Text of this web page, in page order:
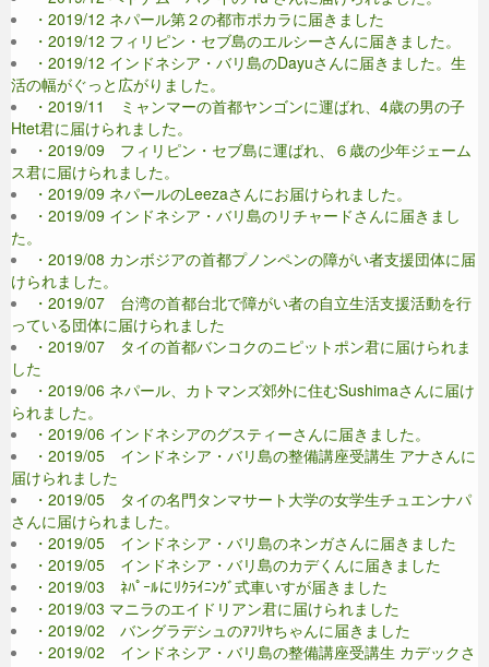
・2019/12 ネパール第２の都市ポカラに届きました
・2019/12 フィリピン・セブ島のエルシーさんに届きました。
・2019/12 インドネシア・バリ島のDayuさんに届きました。生
活の幅がぐっと広がりました。
・2019/11 ミャンマーの首都ヤンゴンに運ばれ、4歳の男の子
Htet君に届けられました。
・2019/09 フィリピン・セブ島に運ばれ、６歳の少年ジェーム
ス君に届けられました。
・2019/09 ネパールのLeezaさんにお届けられました。
・2019/09 インドネシア・バリ島のリチャードさんに届きまし
た。
・2019/08 カンボジアの首都プノンペンの障がい者支援団体に届
けられました。
・2019/07 台湾の首都台北で障がい者の自立生活支援活動を行
っている団体に届けられました
・2019/07 タイの首都バンコクのニピットポン君に届けられま
した
・2019/06 ネパール、カトマンズ郊外に住むSushimaさんに届け
られました。
・2019/06 インドネシアのグスティーさんに届きました。
・2019/05 インドネシア・バリ島の整備講座受講生 アナさんに
届けられました
・2019/05 タイの名門タンマサート大学の女学生チュエンナパ
さんに届けられました。
・2019/05 インドネシア・バリ島のネンガさんに届きました
・2019/05 インドネシア・バリ島のカデくんに届きました
・2019/03 ﾈﾊﾟｰﾙにﾘｸﾗｲﾆﾝｸﾞ式車いすが届きました
・2019/03 マニラのエイドリアン君に届けられました
・2019/02 バングラデシュのｱﾌﾘﾔちゃんに届きました
・2019/02 インドネシア・バリ島の整備講座受講生 カデックさ